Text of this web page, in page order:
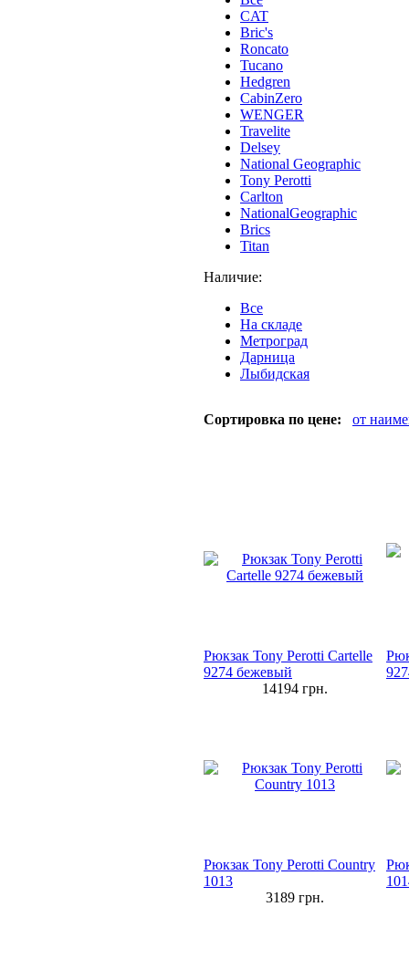
CAT
Bric's
Roncato
Tucano
Hedgren
CabinZero
WENGER
Travelite
Delsey
National Geographic
Tony Perotti
Carlton
NationalGeographic
Brics
Titan
Наличие:
Все
На складе
Метроград
Дарница
Лыбидская
Сортировка по цене: от
Рюкзак Tony Perotti Cartelle
9274 бежевый
14194 грн.
Рюкзак Tony Perotti Country
1013
3189 грн.